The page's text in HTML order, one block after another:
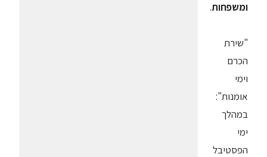
ומשפחות.
"שירת
הכרם
וימי
אומנות":
במהלך
ימי
הפסטיבל